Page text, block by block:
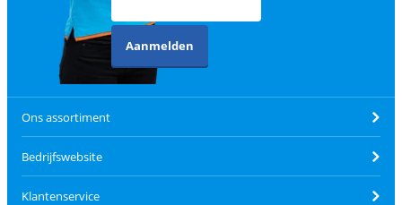
Aanmelden
Ons assortiment
Bedrijfswebsite
Klantenservice